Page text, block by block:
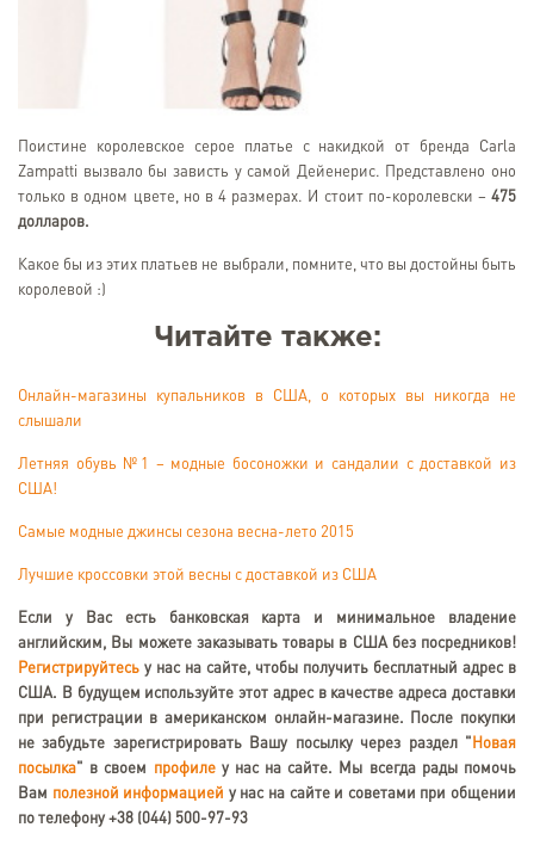
Поистине королевское серое платье с накидкой от бренда Carla
Zampatti вызвало бы зависть у самой Дейенерис. Представлено оно
только в одном цвете, но в 4 размерах. И стоит по-королевски – 475
долларов.
Какое бы из этих платьев не выбрали, помните, что вы достойны быть
королевой :)
Читайте также:
Онлайн-магазины купальников в США, о которых вы никогда не
слышали
Летняя обувь №1 – модные босоножки и сандалии с доставкой из
США!
Самые модные джинсы сезона весна-лето 2015
Лучшие кроссовки этой весны с доставкой из США
Если у Вас есть банковская карта и минимальное владение
английским, Вы можете заказывать товары в США без посредников!
Регистрируйтесь у нас на сайте, чтобы получить бесплатный адрес в
США. В будущем используйте этот адрес в качестве адреса доставки
при регистрации в американском онлайн-магазине. После покупки
не забудьте зарегистрировать Вашу посылку через раздел " Новая
посылка" в своем профилеу нас на сайте. Мы всегда рады помочь
Вам полезной информацией у нас на сайте и советами при общении
по телефону +38 (044) 500-97-93